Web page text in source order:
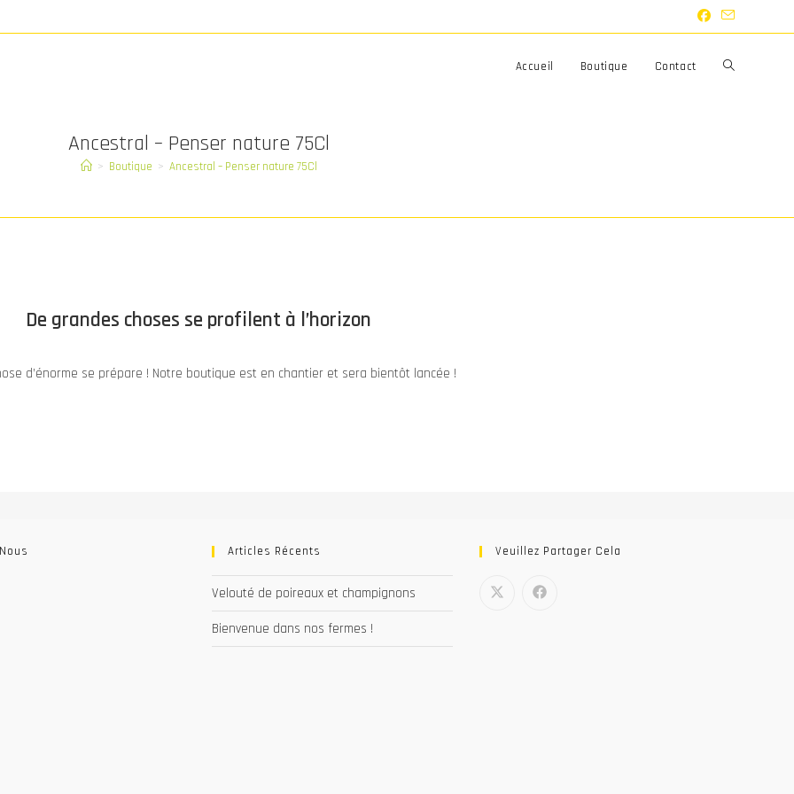
Accueil Boutique Contact Toggle
Ancestral – Penser nature 75Cl
> Boutique > Ancestral – Penser nature 75Cl
De grandes choses se profilent à l’horizon
d’énorme se prépare ! Notre boutique est en chantier et sera bientôt lancée !
Articles Récents
Velouté de poireaux et champignons
Bienvenue dans nos fermes !
Veuillez Partager Cela